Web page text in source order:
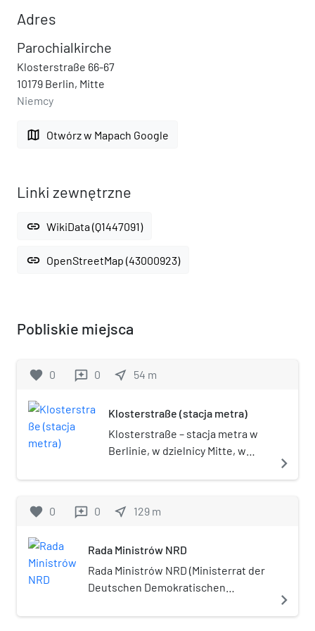
Adres
Parochialkirche
Klosterstraße 66-67
10179 Berlin, Mitte
Niemcy
map Otwórz w Mapach Google
Linki zewnętrzne
link WikiData (Q1447091)
link OpenStreetMap (43000923)
Pobliskie miejsca
favorite 0 reviews 0 near_me 54 m
Klosterstraße (stacja metra)
Klosterstraße – stacja metra w
Berlinie, w dzielnicy Mitte, w
na linii U2. Stacja została otwarta
navigate_next
favorite 0 reviews 0 near_me 129 m
Rada Ministrów NRD
Rada Ministrów NRD (Ministerrat der
Deutschen Demokratischen
rządu NRD. Była utworzona przez
navigate_next